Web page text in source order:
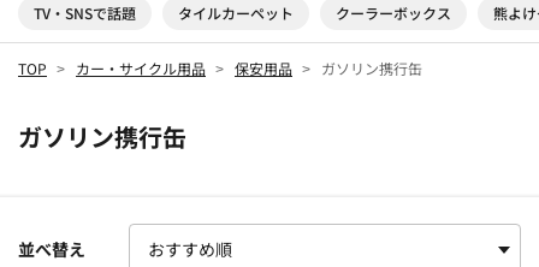
TV・SNSで話題 タイルカーペット クーラーボックス 熊よ
TOP カー・サイクル用品 保安用品 ガソリン携行缶
ガソリン携行缶
並べ替え